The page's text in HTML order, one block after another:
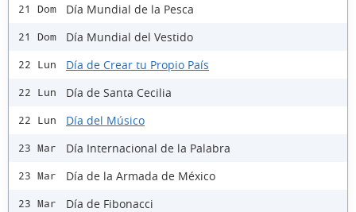
21 Dom Día Mundial de la Pesca
21 Dom Día Mundial del Vestido
22 Lun Día de Crear tu Propio País
22 Lun Día de Santa Cecilia
22 Lun Día del Músico
23 Mar Día Internacional de la Palabra
23 Mar Día de la Armada de México
23 Mar Día de Fibonacci